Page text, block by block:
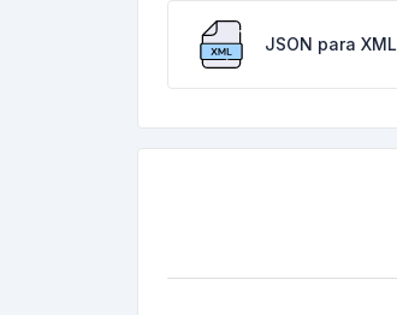
JSON para XML